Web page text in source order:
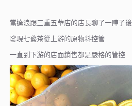
當達浪跟三重五華店的店長聊了一陣子後
發現七盞茶從上游的原物料控管
一直到下游的店面銷售都是嚴格的管控